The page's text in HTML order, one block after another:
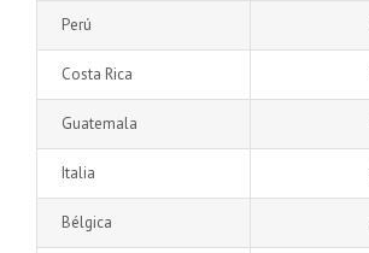
Perú
Costa Rica
Guatemala
Italia
Bélgica